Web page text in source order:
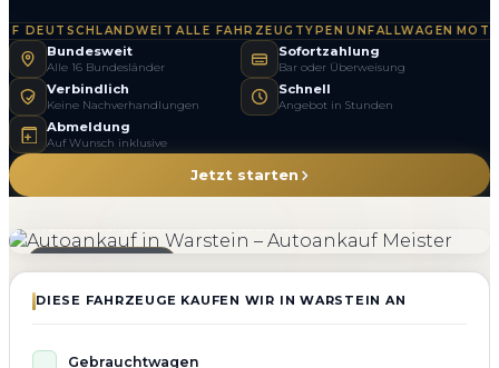
DEUTSCHLANDWEIT·ALLE FAHRZEUGTYPEN·UNFALLWAGEN·
Bundesweit
Alle 16 Bundesländer
Sofortzahlung
Bar oder Überweisung
Verbindlich
Keine Nachverhandlungen
Schnell
Angebot in Stunden
Abmeldung
Auf Wunsch inklusive
Jetzt starten
DIESE FAHRZEUGE KAUFEN WIR IN WARSTEIN AN
Gebrauchtwagen